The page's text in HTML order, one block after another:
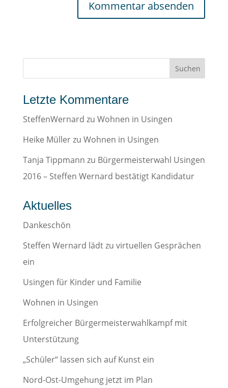
Letzte Kommentare
SteffenWernard zu Wohnen in Usingen
Heike Müllerzu Wohnen in Usingen
Tanja Tippmann zu Bürgermeisterwahl Usingen
2016 – Steffen Wernard bestätigt Kandidatur
Aktuelles
Dankeschön
Steffen Wernard lädt zu virtuellen Gesprächen
ein
Usingen für Kinder und Familie
Wohnen in Usingen
Erfolgreicher Bürgermeisterwahlkampf mit
Unterstützung
„Schüler“ lassen sich auf Kunst ein
Nord-Ost-Umgehung jetzt im Plan